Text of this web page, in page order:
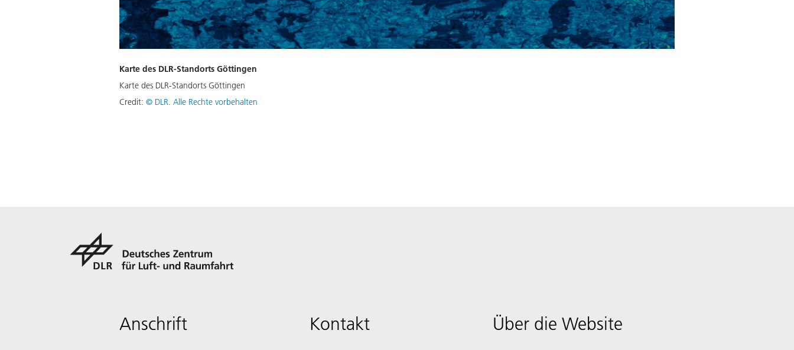
Karte des DLR-Standorts Göttingen
Karte des DLR-Standorts Göttingen
Credit: © DLR. Alle Rechte vorbehalten
Anschrift Kontakt Über die Website